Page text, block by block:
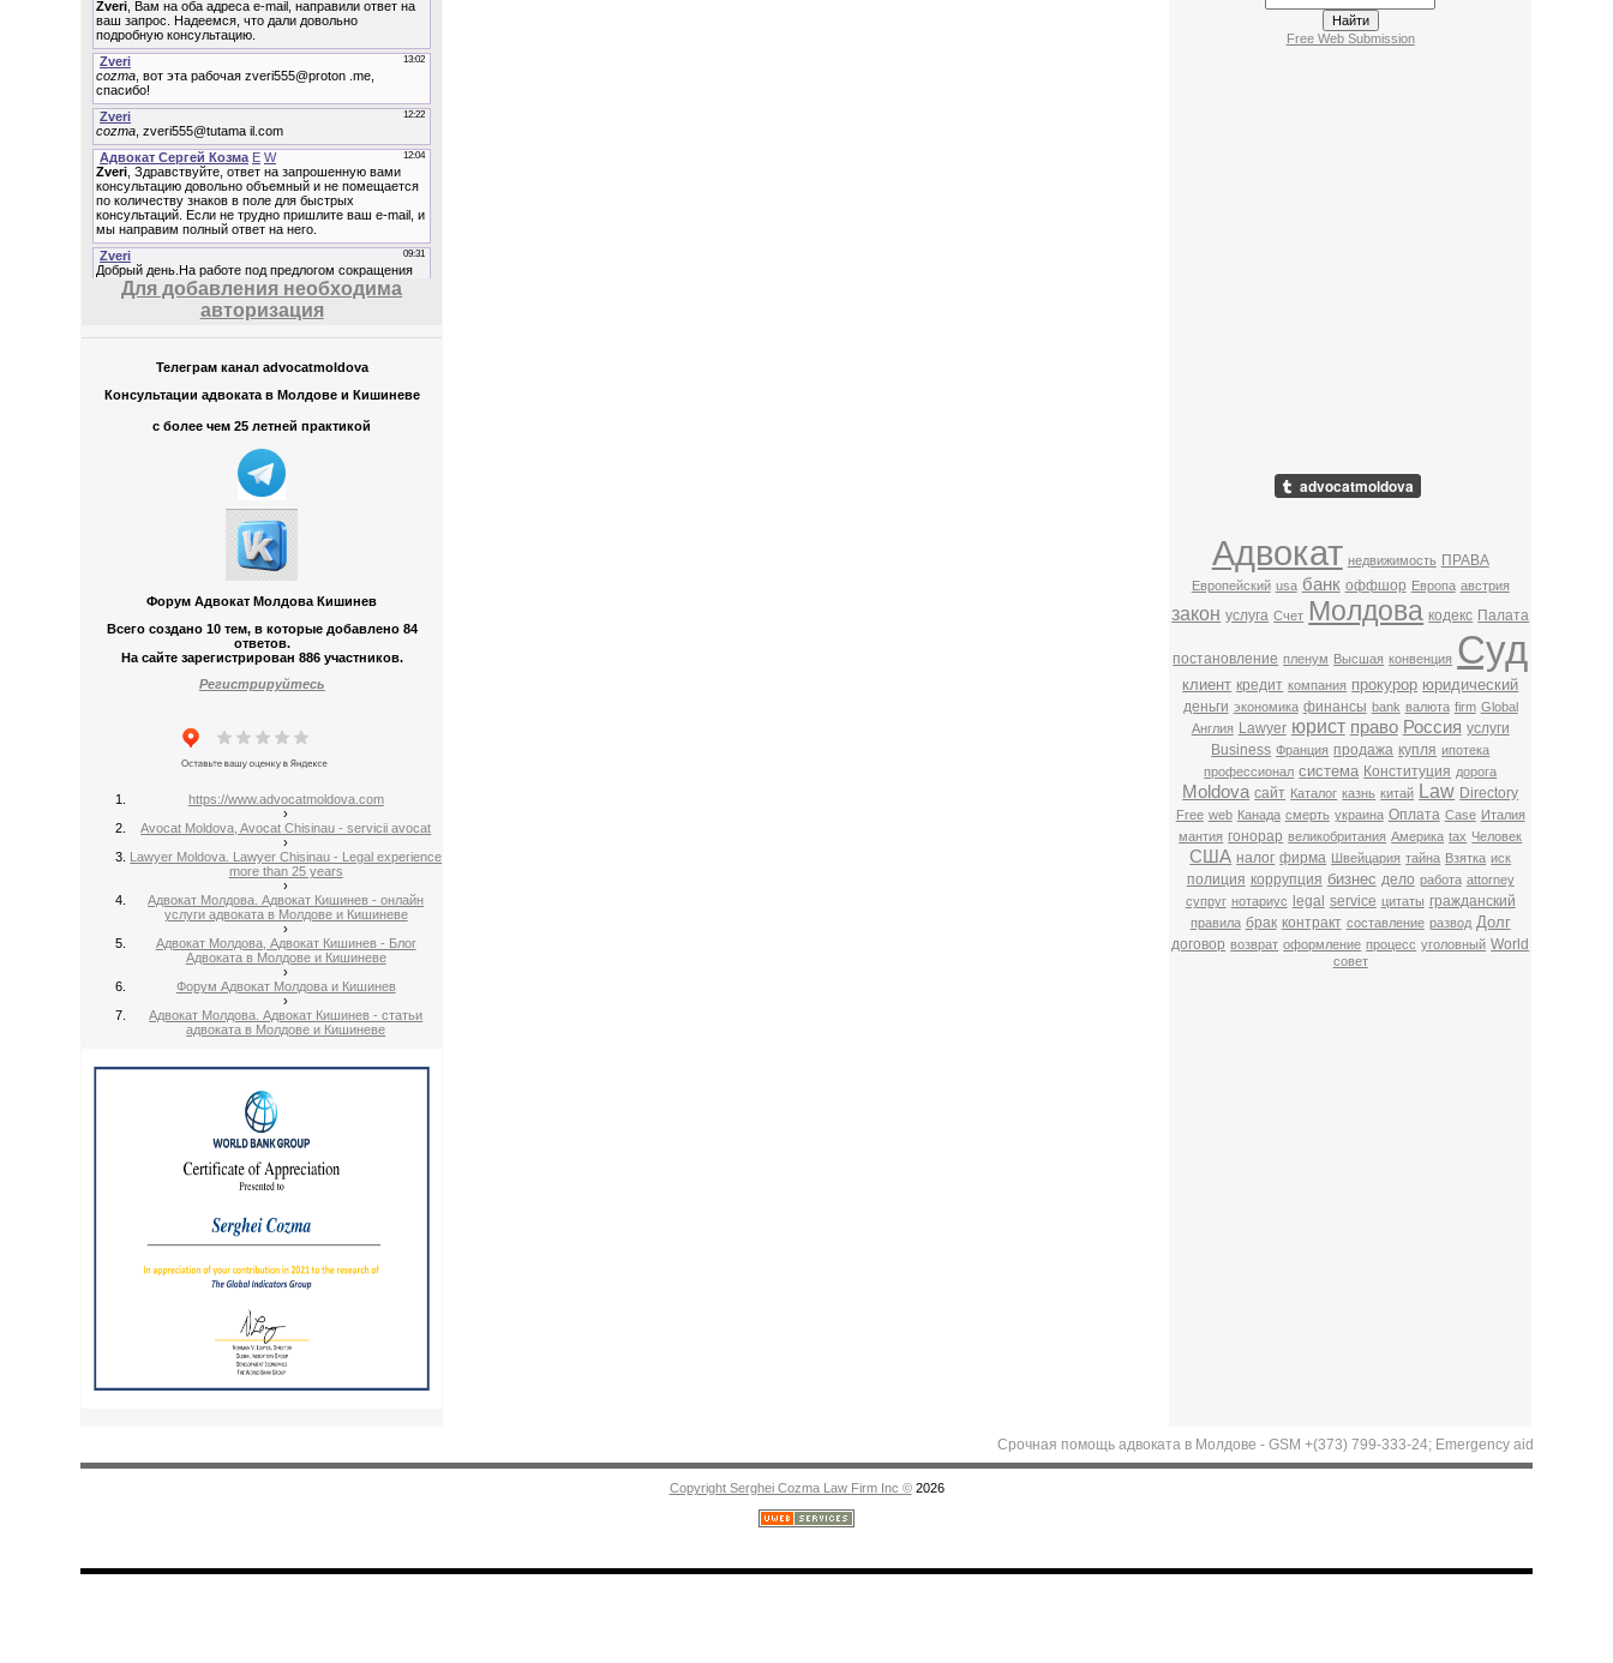
Для добавления необходима
авторизация
Телеграм канал advocatmoldova
Консультации адвоката в Молдове и Кишиневе
с более чем 25 летней практикой
Форум Адвокат Молдова Кишинев
Всего создано 10 тем, в которые добавлено 84
ответов.
На сайте зарегистрирован 886 участников.
Регистрируйтесь
https://www.advocatmoldova.com
›
Avocat Moldova, Avocat Chisinau - servicii avocat
›
Lawyer Moldova. Lawyer Chisinau - Legal experience
more than 25 years
›
Адвокат Молдова. Адвокат Кишинев - онлайн
услуги адвоката в Молдове и Кишиневе
›
Адвокат Молдова, Адвокат Кишинев - Блог
Адвоката в Молдове и Кишиневе
›
Форум Адвокат Молдова и Кишинев
›
Адвокат Молдова. Адвокат Кишинев - статьи
адвоката в Молдове и Кишиневе
Free Web Submission
Адвокат недвижимость ПРАВА
Европейский usa банк оффшор Европа австрия
закон услуга Счет Молдова кодекс Палата
постановление пленум Высшая конвенция Суд
клиент кредит компания прокурор юридический
деньги экономика финансы bank валюта firm Global
Англия Lawyer юрист право Россия услуги
Business Франция продажа купля ипотека
профессионал система Конституция дорога
Moldova сайт Каталог казнь китай Law Directory
Free web Канада смерть украина Оплата Case Италия
мантия гонорар великобритания Америка tax Человек
США налог фирма Швейцария тайна Взятка иск
полиция коррупция бизнес дело работа attorney
супруг нотариус legal service цитаты гражданский
правила брак контракт составление развод Долг
договор возврат оформление процесс уголовный World
совет
Срочная помощь адвоката в Молдове - GSM +(373) 799-333-24; Emergency aid of Lawyer in
Copyright Serghei Cozma Law Firm Inc ©2026